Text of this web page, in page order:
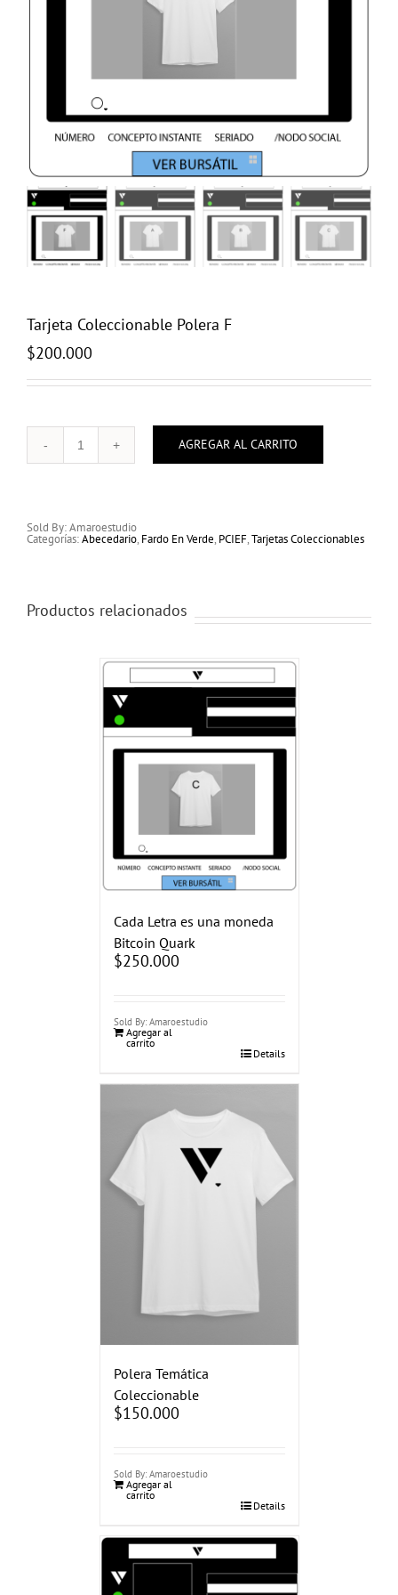
Tarjeta Coleccionable Polera F
$200.000
Tarjeta
Coleccionable
AGREGAR AL CARRITO
Sold By: Amaroestudio
Categorías:Abecedario,Fardo En Verde,PCIEF,Tarjetas Coleccionables
Productos relacionados
Cada Letra es una moneda
Bitcoin Quark
$250.000
Sold By: Amaroestudio
Agregar al
carrito
Details
Polera Temática
Coleccionable
$150.000
Sold By: Amaroestudio
Agregar al
carrito
Details